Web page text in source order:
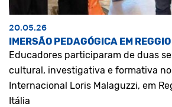
20.05.26
IMERSÃO PEDAGÓGICA EM
Educadores participaram de duas
cultural, investigativa e formativa
Internacional Loris Malaguzzi, em
Itália